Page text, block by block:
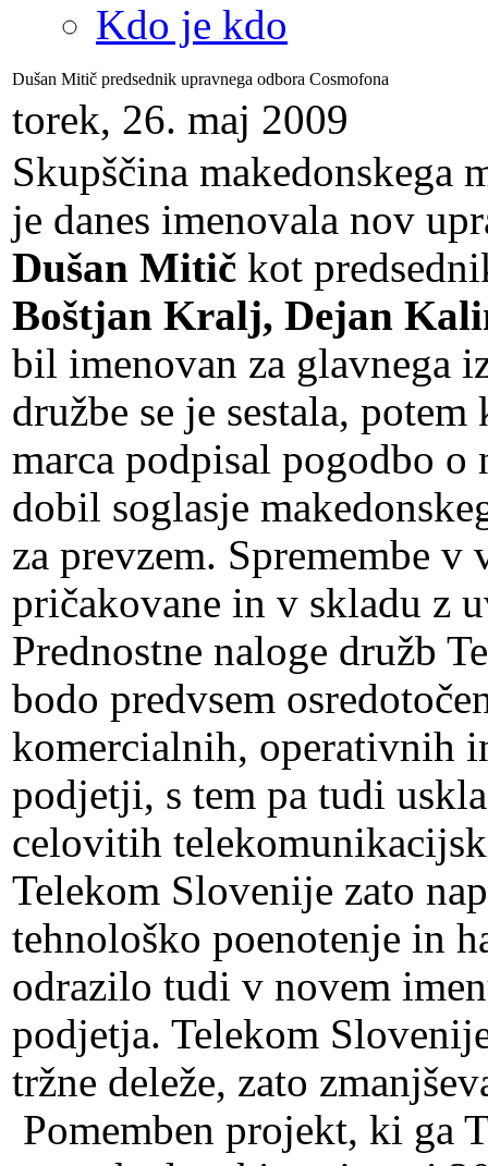
Kdo je kdo
Dušan Mitič predsednik upravnega odbora Cosmofona
torek, 26. maj 2009
Skupščina makedonskega
je danes imenovala nov
Dušan Mitič kot
Boštjan Kralj, Dejan
bil imenovan za glavnega
družbe se je sestala,
marca podpisal pogodbo
dobil soglasje
za prevzem. Spremembe
pričakovane in v skladu z
Prednostne naloge družb
bodo predvsem
komercialnih, operativnih
podjetji, s tem pa tudi
celovitih
Telekom Slovenije zato
tehnološko poenotenje in
odrazilo tudi v novem
podjetja. Telekom
tržne deleže, zato
Pomemben projekt, ki ga